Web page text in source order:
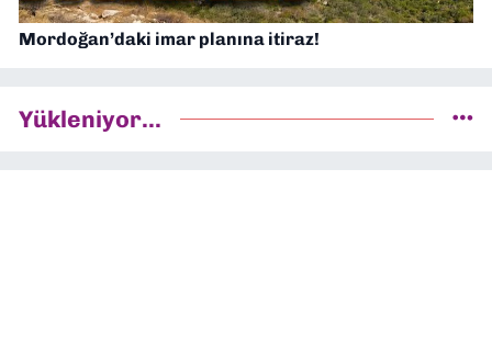
Mordoğan’daki imar planına itiraz!
Yükleniyor...